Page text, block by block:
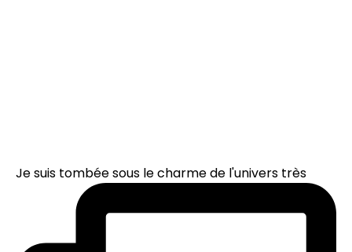
Je suis tombée sous le charme de l'univers très